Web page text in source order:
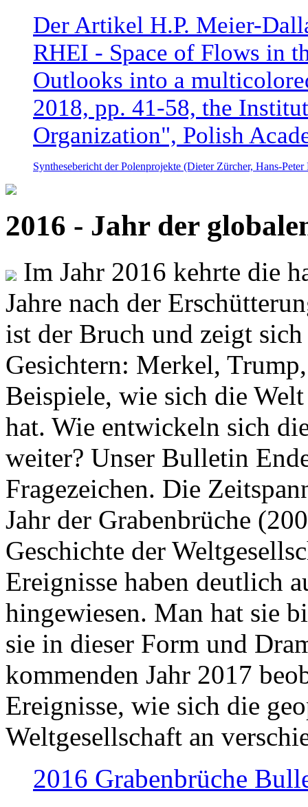
Der Artikel H.P. Meier-
RHEI - Space of Flows in
Outlooks into a
2018, pp. 41-58, the
Organization", Polish
Synthesebericht der Polenprojekte (Dieter Zürcher, Hans-
2016 - Jahr der
Im Jahr 2016 kehrte die
Jahre nach der
ist der Bruch und zeigt
Gesichtern: Merkel,
Beispiele, wie sich die
hat. Wie entwickeln sich
weiter? Unser Bulletin
Fragezeichen. Die
Jahr der Grabenbrüche
Geschichte der
Ereignisse haben deutlich
hingewiesen. Man hat sie
sie in dieser Form und
kommenden Jahr 2017
Ereignisse, wie sich die
Weltgesellschaft an
2016 Grabenbrüche